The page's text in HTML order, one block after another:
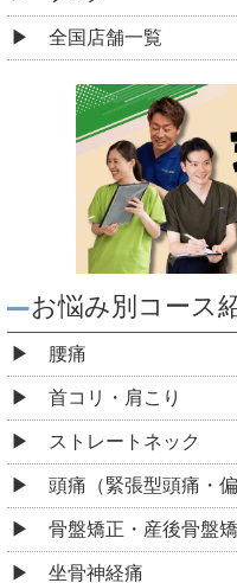
全国店舗一覧
お悩み別コース
腰痛
首コリ・肩こり
ストレートネック
頭痛（緊張型頭痛・
骨盤矯正・産後骨盤
坐骨神経痛